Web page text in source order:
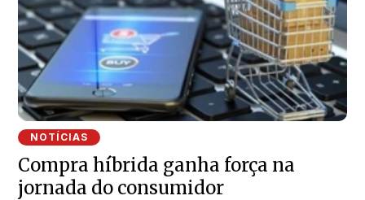
NOTÍCIAS
Compra híbrida ganha força na
jornada do consumidor